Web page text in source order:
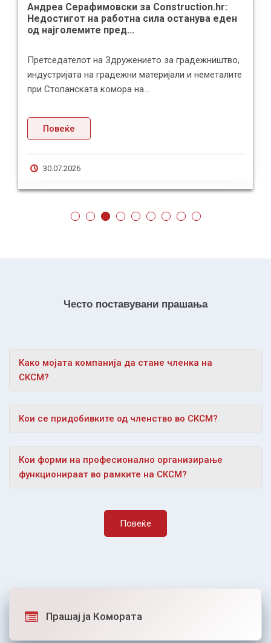
Андреа Серафимовски за Construction.hr:
Недостигот на работна сила останува еден
од најголемите пред...
Претседателот на Здружението за градежништво,
индустријата на градежни материјали и неметалите
при Стопанската комора на...
Повеќе
30.07.2026
Често поставувани прашања
Како мојата компанија да стане членка на
СКСМ?
Кои се придобивките од членство во СКСМ?
Кои форми на професионално организирање
функционираат во рамките на СКСМ?
Повеќе
Прашај ја Комората